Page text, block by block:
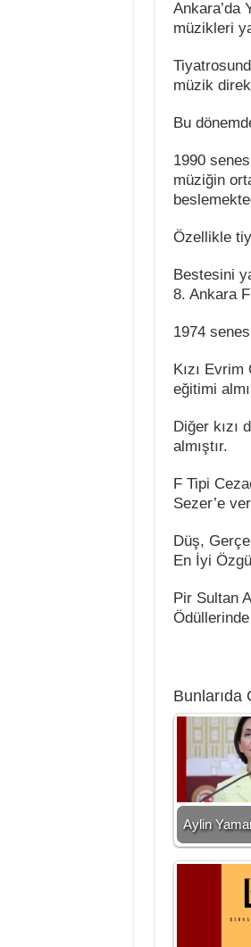
Ankara’da
müzikleri
müzik
Bu
1990
müziğin
Özellikle
Bestesini
8. Ankara
1974
Kızı
eğitimi
Diğer kızı
almıştır.
F Tipi
Sezer’e
Düş,
En İyi
Pir Sultan
Ödüllerinde
Bunlarıda
Aylin